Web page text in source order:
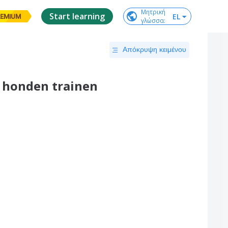
Start learning
Μητρική
γλώσσα: EL
Απόκρυψη κειμένου
trainen